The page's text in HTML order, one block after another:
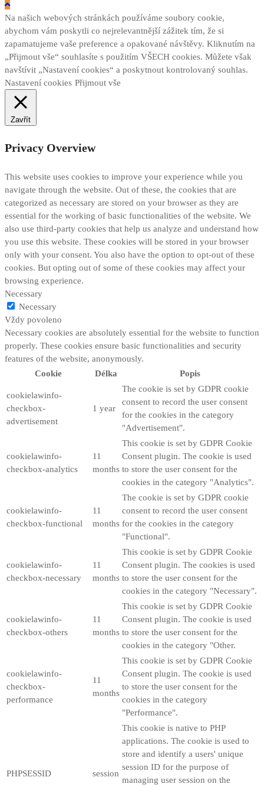
Na našich webových stránkách používáme soubory cookie,
abychom vám poskytli co nejrelevantnější zážitek tím, že si
zapamatujeme vaše preference a opakované návštěvy. Kliknutím na
„Přijmout vše“ souhlasíte s použitím VŠECH cookies. Můžete však
navštívit „Nastavení cookies“ a poskytnout kontrolovaný souhlas.
Nastavení cookies Přijmout vše
Zavřít
Privacy Overview
This website uses cookies to improve your experience while you
navigate through the website. Out of these, the cookies that are
categorized as necessary are stored on your browser as they are
essential for the working of basic functionalities of the website. We
also use third-party cookies that help us analyze and understand how
you use this website. These cookies will be stored in your browser
only with your consent. You also have the option to opt-out of these
cookies. But opting out of some of these cookies may affect your
browsing experience.
Necessary
Necessary
Vždy povoleno
Necessary cookies are absolutely essential for the website to function
properly. These cookies ensure basic functionalities and security
features of the website, anonymously.
Cookie
Délka Popis
cookielawinfo-
checkbox-
advertisement
1 year
The cookie is set by GDPR cookie
consent to record the user consent
for the cookies in the category
"Advertisement".
cookielawinfo-
checkbox-analytics
11
months
This cookie is set by GDPR Cookie
Consent plugin. The cookie is used
to store the user consent for the
cookies in the category "Analytics".
cookielawinfo-
checkbox-functional
11
months
The cookie is set by GDPR cookie
consent to record the user consent
for the cookies in the category
"Functional".
cookielawinfo-
checkbox-necessary
11
months
This cookie is set by GDPR Cookie
Consent plugin. The cookies is used
to store the user consent for the
cookies in the category "Necessary".
cookielawinfo-
checkbox-others
11
months
This cookie is set by GDPR Cookie
Consent plugin. The cookie is used
to store the user consent for the
cookies in the category "Other.
cookielawinfo-
checkbox-
performance
11
months
This cookie is set by GDPR Cookie
Consent plugin. The cookie is used
to store the user consent for the
cookies in the category
"Performance".
PHPSESSID session
This cookie is native to PHP
applications. The cookie is used to
store and identify a users' unique
session ID for the purpose of
managing user session on the